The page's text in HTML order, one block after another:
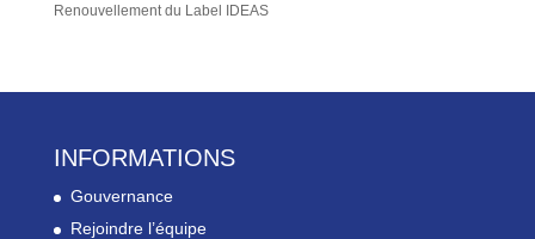
Renouvellement du Label IDEAS
INFORMATIONS
Gouvernance
Rejoindre l’équipe